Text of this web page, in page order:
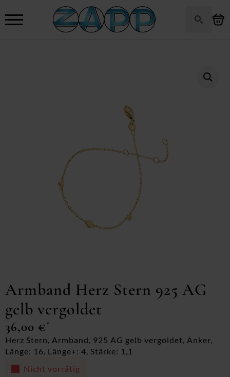
Armband Herz Stern 925 AG
gelb vergoldet
36,00 €*
Herz Stern, Armband, 925 AG gelb vergoldet, Anker,
Länge: 16, Länge+: 4, Stärke: 1,1
Nicht vorrätig